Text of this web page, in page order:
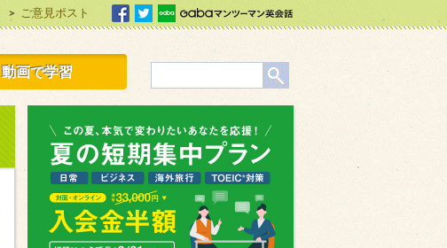
ご意見ポスト facebook
Twitter Gabaマンツーマン英会話
動画で学習